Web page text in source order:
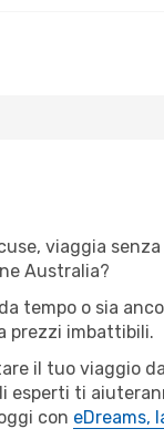
viaggia
Australia?
tempo o sia
prezzi imbattibili.
il tuo viaggio
ti
con eDreams,